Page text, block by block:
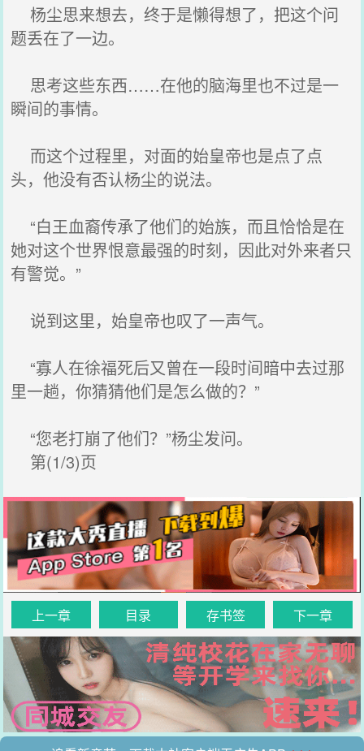
杨尘思来想去，终于是懒得想了，把这个问
题丢在了一边。
思考这些东西……在他的脑海里也不过是一
瞬间的事情。
而这个过程里，对面的始皇帝也是点了点
头，他没有否认杨尘的说法。
“白王血裔传承了他们的始族，而且恰恰是在
她对这个世界恨意最强的时刻，因此对外来者只
有警觉。”
说到这里，始皇帝也叹了一声气。
“寡人在徐福死后又曾在一段时间暗中去过那
里一趟，你猜猜他们是怎么做的？”
“您老打崩了他们？”杨尘发问。
第(1/3)页
上一章 目录 存书签 下一章